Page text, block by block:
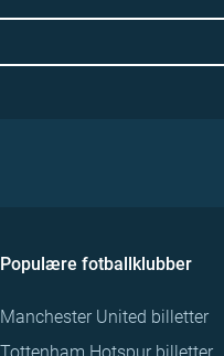
Populære fotballklubber
Manchester United billetter